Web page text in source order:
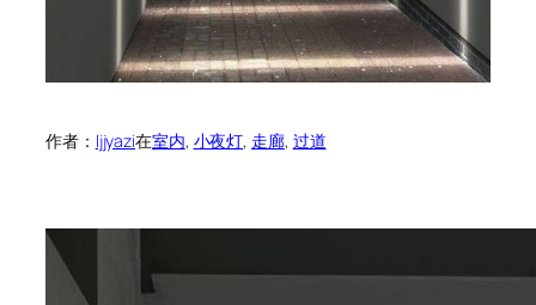
作者： ljjyazi在室内, 小夜灯, 走廊, 过道